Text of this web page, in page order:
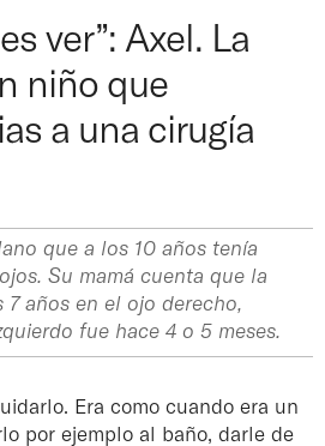
ver”: Axel. La
niño que
a una cirugía
que a los 10 años tenía
Su mamá cuenta que la
años en el ojo derecho,
fue hace 4 o 5 meses.
Era como cuando era un
por ejemplo al baño, darle de